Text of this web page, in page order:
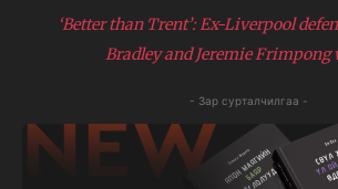
‘Better than Trent’: Ex-Liverpool
Bradley and Jeremie Frimpong
- Зар сурталчилгаа -